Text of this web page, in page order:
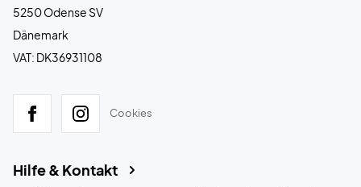
5250 Odense SV
Dänemark
VAT: DK36931108
Cookies
Hilfe & Kontakt